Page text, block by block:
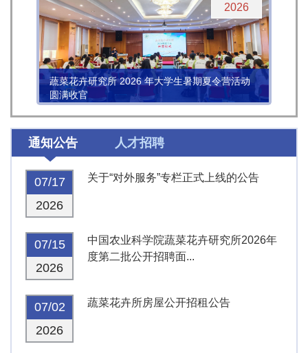
2026
蔬菜花卉研究所 2026 年大学生暑期夏令营活动
圆满收官
通知公告 人才招聘
07/17
2026
关于“对外服务”专栏正式上线的公告
07/15
2026
中国农业科学院蔬菜花卉研究所2026年
度第二批公开招聘面...
07/02
2026
蔬菜花卉所房屋公开招租公告